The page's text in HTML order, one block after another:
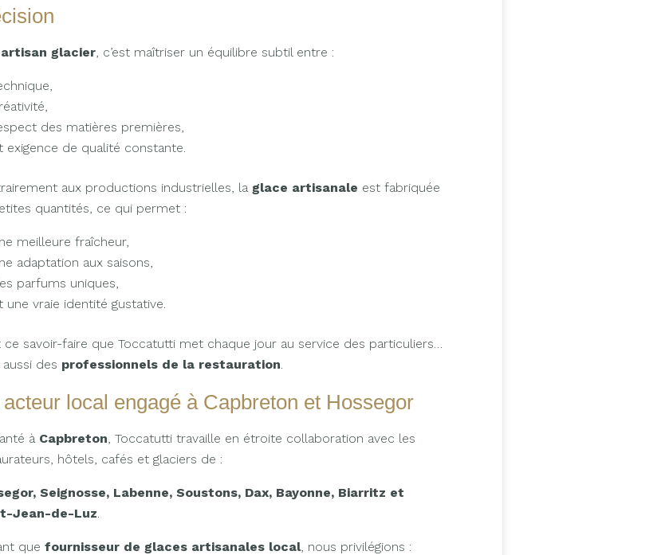
artisan glacier, c’est maîtriser un équilibre subtil entre :
des matières premières,
exigence de qualité constante.
aux productions industrielles, la glace artisanale est fabriquée
quantités, ce qui permet :
meilleure fraîcheur,
adaptation aux saisons,
parfums uniques,
une vraie identité gustative.
ce savoir-faire que Toccatutti met chaque jour au service des particuliers…
aussi des professionnels de la restauration.
acteur local engagé à Capbreton et Hossegor
à Capbreton, Toccatutti travaille en étroite collaboration avec les
hôtels, cafés et glaciers de :
Seignosse, Labenne, Soustons, Dax, Bayonne, Biarritz et
Jean-de-Luz.
que fournisseur de glaces artisanales local, nous privilégions :